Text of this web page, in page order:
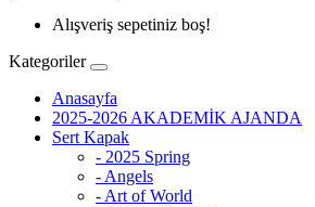
Alışveriş sepetiniz boş!
Kategoriler
Anasayfa
2025-2026 AKADEMİK AJANDA
Sert Kapak
- 2025 Spring
- Angels
- Art of World